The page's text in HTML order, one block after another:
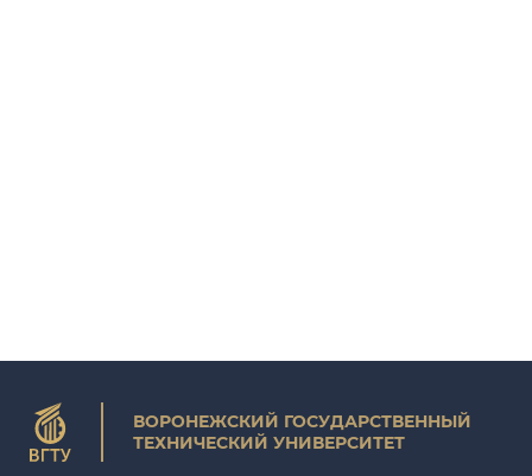
ВОРОНЕЖСКИЙ ГОСУДАРСТВЕННЫЙ
ТЕХНИЧЕСКИЙ УНИВЕРСИТЕТ